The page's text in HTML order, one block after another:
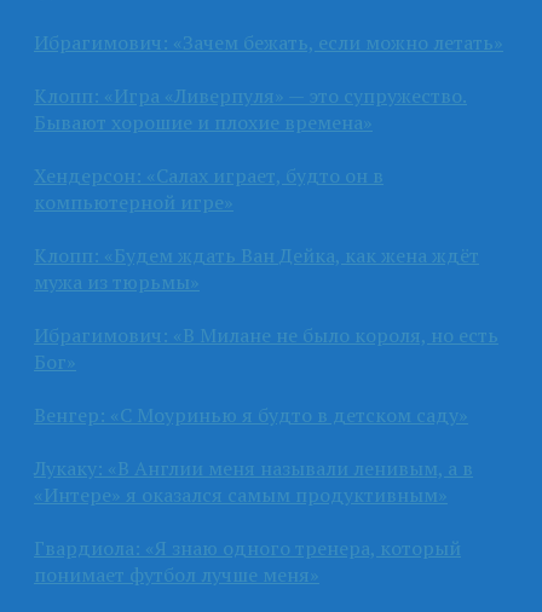
Ибрагимович: «Зачем бежать, если можно летать»
Клопп: «Игра «Ливерпуля» — это супружество.
Бывают хорошие и плохие времена»
Хендерсон: «Салах играет, будто он в
компьютерной игре»
Клопп: «Будем ждать Ван Дейка, как жена ждёт
мужа из тюрьмы»
Ибрагимович: «В Милане не было короля, но есть
Бог»
Венгер: «С Моуринью я будто в детском саду»
Лукаку: «В Англии меня называли ленивым, а в
«Интере» я оказался самым продуктивным»
Гвардиола: «Я знаю одного тренера, который
понимает футбол лучше меня»